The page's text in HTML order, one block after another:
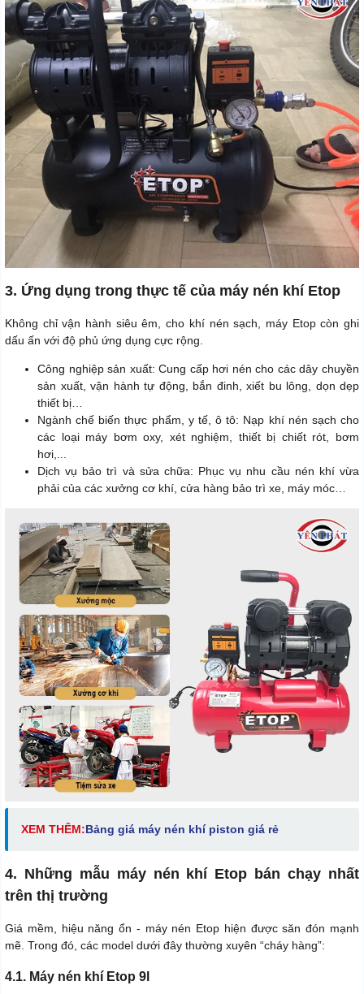
3. Ứng dụng trong thực tế của máy nén khí Etop
Không chỉ vận hành siêu êm, cho khí nén sạch, máy Etop còn ghi
dấu ấn với độ phủ ứng dụng cực rộng.
Công nghiệp sản xuất: Cung cấp hơi nén cho các dây chuyền
sản xuất, vận hành tự động, bắn đinh, xiết bu lông, dọn dẹp
thiết bị…
Ngành chế biến thực phẩm, y tế, ô tô: Nạp khí nén sạch cho
các loại máy bơm oxy, xét nghiệm, thiết bị chiết rót, bơm
hơi,...
Dịch vụ bảo trì và sửa chữa: Phục vụ nhu cầu nén khí vừa
phải của các xưởng cơ khí, cửa hàng bảo trì xe, máy móc…
XEM THÊM:Bảng giá máy nén khí piston giá rẻ
4. Những mẫu máy nén khí Etop bán chạy nhất
trên thị trường
Giá mềm, hiệu năng ổn - máy nén Etop hiện được săn đón mạnh
mẽ. Trong đó, các model dưới đây thường xuyên “cháy hàng”:
4.1. Máy nén khí Etop 9l